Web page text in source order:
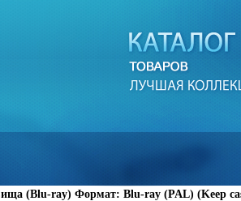
(Blu-ray) Формат: Blu-ray (PAL) (Keep